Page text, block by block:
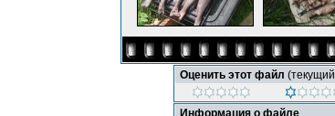
Оценить этот файл
Информация о файле